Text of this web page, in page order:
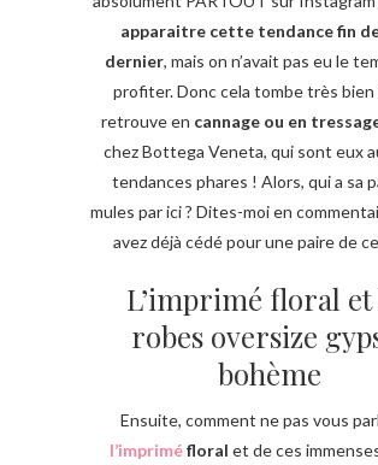
apparaitre cette tendance fin
dernier, mais on n’avait pas eu le
profiter. Donc cela tombe très bien
retrouve en cannage ou en
chez Bottega Veneta, qui sont eux
tendances phares ! Alors, qui a sa
mules par ici ? Dites-moi en
avez déjà cédé pour une paire de
L’imprimé floral et
robes oversize
bohème
Ensuite, comment ne pas vous
l’impriméfloral et de ces